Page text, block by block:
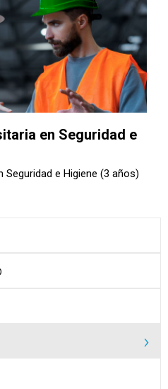
en Seguridad e
e Higiene (3 años)